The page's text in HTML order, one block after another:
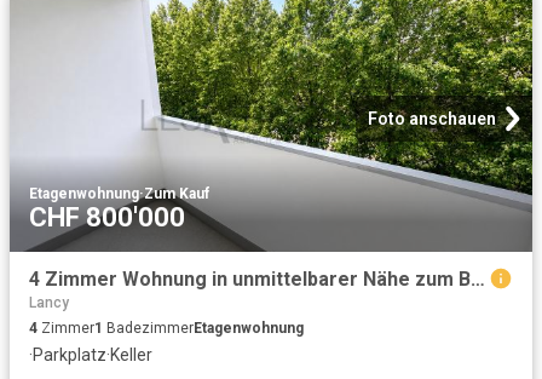
Foto anschauen
Etagenwohnung·Zum Kauf
CHF 800'000
4 Zimmer Wohnung in unmittelbarer Nähe zum Bahnhof Bachet
Lancy
4 Zimmer1 BadezimmerEtagenwohnung
·Parkplatz·Keller